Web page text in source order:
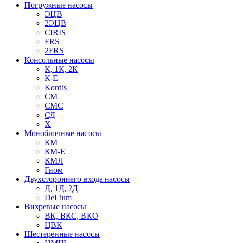
Погружные насосы
ЭЦВ
2ЭЦВ
CIRIS
FRS
2FRS
Консольные насосы
К, 1К, 2К
К-Е
Kordis
СМ
СМС
СД
Х
Моноблочные насосы
КМ
КМ-Е
КМЛ
Гном
Двухстороннего входа насосы
Д, 1Д, 2Д
DeLium
Вихревые насосы
ВК, ВКС, ВКО
ЦВК
Шестеренные насосы